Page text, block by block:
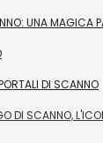
UNA MAGICA
DI SCANNO
DI SCANNO,